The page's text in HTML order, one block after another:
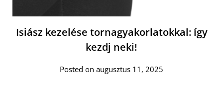
Isiász kezelése tornagyakorlatokkal: így
kezdj neki!
Posted on augusztus 11, 2025